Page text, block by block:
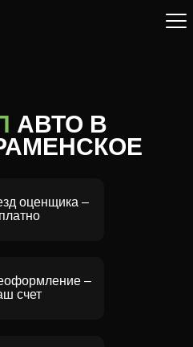
–
счет
АВТО В
оценщика –